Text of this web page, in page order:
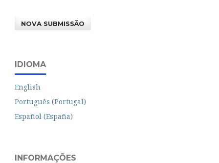
NOVA SUBMISSÃO
IDIOMA
English
Português (Portugal)
Español (España)
INFORMAÇÕES